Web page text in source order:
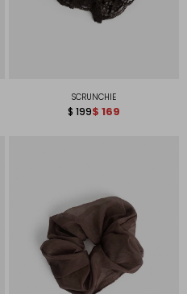
SCRUNCHIE
$ 199$ 169